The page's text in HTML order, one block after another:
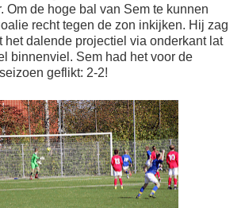
Om de hoge bal van Sem te kunnen
recht tegen de zon inkijken. Hij zag
het dalende projectiel via onderkant lat
binnenviel. Sem had het voor de
geflikt: 2-2!